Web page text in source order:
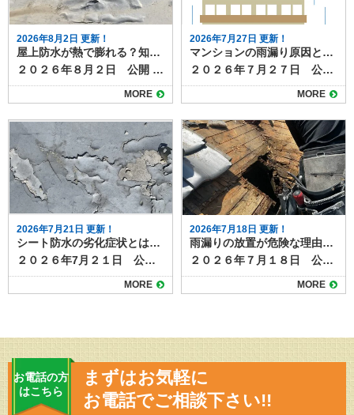
2026年8月2日 更新！
屋上防水が熱で膨れる？知っておきたい原因と対策
２０２６年８月２日 公開 夏の日差しが厳しい時期になると、屋上防水が膨れているように見えることがあります。 これは単なる見た目の変化ではなく、防水層内部でトラブルが進んでいるサインの可能性もあります。 今回は、屋上防水が熱で膨れる原因と放置するリスク、適切な対策について解説します。 目次屋上防水が膨れる原因防水層の膨れの要因防水工事の膨れを放置するリスク防水工事の膨れの補修方法屋上防水の膨れを防ぐための効果的な対策施工前に下地の乾燥状態を徹底的に確認する湿気がこもりやすい屋上は絶縁工法を採用する排水経路を改善し、水たまりを作らないようにする防水層に膨れを見つけたときの対処方法まとめ 屋上防水が膨れる原因 屋上防水が夏の日差しの熱で膨れる主な理由は、防水層の下に水分や空気が残っているためです。 夏場の屋上表面は60度近くまで温度が上がることがあり、内部の水分や空気が膨張して防水膜を押し上げます。その結果、表面が丸く盛り上がり、いわゆる膨れが発生します。 防水層の膨れの要因 防水層に膨れが起こる背景には次のような要因があります。 経年劣化で密着力が弱くなり、空気が入り込みやすくなる 施工時に下地が十分に乾燥しておらず、水分が残ってしまう 排水不良で雨水が溜まり、湿気が抜けにくい状態になる 防水層の浮きや密着不良が徐々に広がっている どのケースも「湿気と密着不足」が共通した原因で、夏の暑さが膨れを一気に表面化させるきっかけになります。 防水工事の膨れを放置するリスク 防水工事の施工面の膨れは見た目だけの問題と思われがちですが、放置すると破れの原因になります。 膨れた部分の膜は引き伸ばされた状態になり、厚みが薄くなっているため、強風や温度変化によって破れやすくなります。 破れから水が侵入すれば、雨漏りがさらに加速し、下地の腐食びつながります。 雨漏りが起こると、木造住宅では建物全体の劣化を早めることになり、耐久性に大きく影響します。 防水工事の膨れの補修方法 膨れが広範囲に及ぶと部分補修では対応できなくなり、防水層全体のやり直しが必要になる場合もあります。早めに原因を見つけることで、余計な費用を抑えることができます。 #gallery-1 { margin: auto; } #gallery-1 .gallery-item { float: left; margin-top: 10px; text-align: center; width: 25%; } #gallery-1 img { border: 2px solid #cfcfcf; } #gallery-1 .gallery-caption { margin-left: 0; } /* see gallery_shortcode() in wp-includes/media.php */ 屋上防水の膨れを防ぐための効果的な対策 膨れを防ぐためのポイントは次の通りです。 施工前に下地の乾燥状態を徹底的に確認する 屋上防水の膨れは、下地に残った水分が原因になるケースが多く、特に既存防水の撤去後や下地調整後に十分な乾燥時間を取れていない場合に発生しやすくなります。 湿ったまま防水層を施工すると、水分がある下地に蓋をしてしまうことになり、太陽光で温められた水分が気化すると、防水層を内部から押し上げて膨れにつながります。 乾燥不足を見逃さないことが、膨れを未然に防ぐ最も基本的なポイントになります。 湿気がこもりやすい屋上は絶縁工法を採用する 建物の構造や立地によっては、下地に湿気が残りやすく、密着工法を採用すると膨れのリスクが高まります。 そのため、湿気を逃がしながら防水層を作れる絶縁工法が効果的です。絶縁シートを敷いて防水層と下地をあえて密着させないことで、内部の水蒸気が防水層を押し上げづらくなり、膨れのリスクを大幅に軽減できます。 特に築年数が経っている建物や、以前の防水層が何度も重ね張りされている屋上では、絶縁工法を選ぶことで長期的な安定性を確保できます。 ▶関連記事 京都・滋賀の外壁塗装・屋根塗装・雨漏りなら塗り達へ防水工事の絶縁工法とは？特徴やメリット、密着工法との違いも解説https://nuritatsu.com/blog/54868/２０２５年９月23日 公開防水工事の絶縁工法を知っていますか？防水工事は雨の侵入を防いでくれる防水層を作る工事ですが、状態によって施工方法を変える必要があります。なぜ変える必要があるのか、またそれはどんな方法なのか？疑問に思う方もいらっしゃると思います。今回は防水工事の絶縁工法について解説します。絶縁工法とは防水工事の絶縁工法とは、下地と防水層が直接干渉しないように絶縁シートなどを間に入れて施工する方法です。絶縁工法では、下地から防水層が浮いた状態で作られます。工事によっては通気緩衝工法と呼ば... 排水経路を改善し、水たまりを作らないようにする 屋上に水たまりが残ると、下地が湿気を含みやすくなり、防水層の膨れにつながります。排水口（ドレン）の詰まりや勾配不足は、施工後の不具合だけでなく、劣化の加速にも直結するため早期の改善が必要です。 対策としては、排水口の改修、追加ドレンの設置、勾配調整材による水流の確保などが挙げられます。日常的に落ち葉やゴミの除去だけでも水たまりを防ぎやすくなります。排水経路を整えることは、防水層の耐久性を高めるうえで欠かせない取り組みです。 防水層に膨れを見つけたときの対処方法 8月は膨れが最も大きくなりやすい時期です。しかし、膨れた部分を踏んだり潰したりすると破れて水が入る原因になります。見つけた場合は触らず、専門業者に点検を依頼することが大切です。 範囲が小さければ部分補修で済むこともありますが、膨れが広がっている場合は防水層の再施工が必要になる可能性があります。ぜひ早めの点検を依頼してください。 まとめ 屋上防水が熱で膨れるのは、防水層内部に残った水分や空気が夏の高温で膨張するためです。 見た目の問題だけでなく、防水層の破れや雨漏りにつながる可能性があるため、早めの確認と適切な対策が必要です。 施工時の下地管理や工法選び、排水改善などを行うことで、膨れの発生や再発を防ぐことができます。 防水層の膨れの補修や点検・メンテナンスは塗り達にお任せください！
MORE
2026年7月27日 更新！
マンションの雨漏り原因と対策｜最上階とそれ以外の階での違いも解説
２０２６年７月２７日 公開 マンションでの雨漏りは、戸建て住宅に比べて見つけにくく、原因の特定や修理が複雑になりやすいトラブルです。 雨漏りは放置すると内装や構造の劣化を進めるだけでなく、下階への漏水や入居者同士のトラブルにもつながります。特に最上階とそれ以外の階では、原因や修理方法に大きな違いがあります。 本記事では、マンションの雨漏りの主な原因と、その階層ごとの特徴、そして効果的な対策方法を解説します。 目次最上階で起きやすい雨漏りの原因中間階・下階で起きる雨漏りの原因共通して見られる雨漏りの兆候最上階の雨漏り対策中間階・下階の雨漏り対策防水工事の費用の目安マンションの雨漏り補修・防水工事も塗り達にお任せ下さい！ 最上階で起きやすい雨漏りの原因 最上階の雨漏りは、主に屋上や屋根の防水層の劣化によって発生します。マンションの屋上は陸屋根（平らな構造）が多く、防水層が雨水の浸入を防ぐ役割を担っています。 しかし、経年劣化や紫外線、温度変化によって防水層がひび割れたり剥がれたりすると、雨水がコンクリート内部に侵入し建物の耐久性に大きな影響を与えます。 また、屋上に設置された設備（給水タンクや空調室外機など）の配管まわりや基礎部分も、防水処理が甘くなると雨漏りの原因になります。排水口（ドレン）の詰まりも要注意で、大雨時に水が溜まり、防水層の継ぎ目から浸入することがあります。 中間階・下階で起きる雨漏りの原因 最上階以外での雨漏りは、屋上から直接水が入るケースは少なく、多くは外壁やサッシまわりからの浸入です。 外壁のひび割れ（クラック）や目地のシーリング材の劣化により、雨水が外壁内部に入り込み、内装まで到達します。 サッシまわりでは、防水テープやパッキンが劣化すると、強風を伴う雨の際に漏水しやすくなります。また、バルコニーの防水層の傷みや排水不良によるオーバーフローが原因になることもあります。さらに上階の給排水設備からの漏水が天井を伝って下階に出る「二次漏れ」も見られます。 共通して見られる雨漏りの兆候 雨漏りは、必ずしも天井から水が落ちてくる形で現れるとは限りません。共通の兆候として、天井や壁のクロスのシミ、カビ臭、塗装の剥がれ、床材の膨れなどが挙げられます。 特に最上階では天井面にシミが広がりやすく、中間階では窓枠や壁際に沿って変色が見られることが多いのが特徴です。兆候を見つけたら早めに管理組合や管理会社に報告し、原因調査を依頼しましょう。 最上階の雨漏り対策 最上階の雨漏り対策は、防水工事が中心となります。 代表的な防水工事の工法にはウレタン塗膜防水、シート防水、アスファルト防水があり、それぞれ特徴が異なります。 既存の防水層がまだ機能している場合は、トップコートの塗り替えや部分補修で延命できますが、劣化が進んでいる場合は防水層の全面改修が必要です。 工事時には、設備基礎や配管まわりの防水処理も同時に行い、排水口の詰まりや勾配不良も改善します。定期的な点検（5〜10年ごと）が雨漏り予防につながります。 中間階・下階の雨漏り対策 外壁のクラックや目地の劣化は、シーリングの打ち替えや外壁塗装で防ぐことができます。特にサッシまわりは風雨が集中するため、防水テープやパッキンの状態を確認し、劣化があれば交換します。 バルコニーは床面の防水工事や排水口清掃が重要です。また、上階からの給排水漏れの場合は、配管や設備の補修が必要であり、場合によっては共用部分工事となるため管理組合の判断が必要です。 防水工事の費用の目安 最上階の防水工事は面積や工法によりますが、1㎡あたり5,000〜10,000円程度が相場です。外壁のシーリング打ち替えや塗装は、足場代も含めると数百万円規模になることがあります。部分補修で済む場合は数万円〜数十万円で対応できますが、被害を放置すると補修範囲が広がり費用が大幅に増えるため、計画的な補修と、雨漏り時には早期対応が経済的です。 マンションの雨漏り補修・防水工事も塗り達にお任せ下さい！ マンションの雨漏りは、最上階とそれ以外の階で原因や対策が異なります。 最上階では屋上防水層の劣化や排水不良、中間階や下階では外壁やサッシまわり、バルコニー、上階からの漏水が主な原因です。 雨漏りの兆候を見逃さず、早期に管理組合や専門業者に相談することで、被害拡大や修理費の増加を防げます。定期点検と予防的なメンテナンス、防水工事なら塗り達にご相談ください！
MORE
2026年7月21日 更新！
シート防水の劣化症状とは？早期発見で防水性能を維持！
２０２６年7月２１日 公開 ビルやマンション、戸建て住宅の屋上やバルコニーで多く採用されているシート防水は、施工が早く耐久性が高いため防水工法として人気があります。しかし、どんな防水材も経年劣化は避けられません。特にシート防水は、見た目の変化で劣化のサインが分かりやすいため、定期的な点検と早めの対応が重要です。 この記事では、シート防水でよく見られる劣化症状と、放置した場合のリスク、劣化が進行する前に取るべき対策について解説します。 目次シート防水の特徴シート防水でよく見られる劣化症状シートの浮き・膨れシートの破れ・裂け継ぎ目（ジョイント）の剥がれ・開き色あせ・粉吹き（チョーキング）雑草の発生や汚れの堆積シーと防水の劣化を放置するとどうなる？シート防水の劣化に気づいたらシート防水のメンテナンスは塗り達におまかせ！ シート防水の特徴 シート防水は、塩ビシートやゴムシートなどの防水材を貼り付けて防水層をつくる工法です。主に以下の2種類があります。 塩ビシート防水：耐候性・耐久性に優れ、メンテナンス性も高い ゴムシート防水：柔軟性があり、動きの多い構造にも対応可能 これらのシートは、建物の動きや紫外線、風雨にさらされることで徐々に劣化していきます。 ▶さらに詳しいシート防水の情報はこちら 京都・滋賀の外壁塗装・屋根塗装・雨漏りなら塗り達へシート防水の特徴とは？耐久性や施工の注意点も解説https://nuritatsu.com/blog/55684/２０２６年１月３日 公開シート防水は、防水工事の中でも耐久性が高く信頼できる工法です。他の防水工事にはない特徴もあり、上手に選べば高い防水性能が期待できます。今回はシート防水について、特徴や耐久性、施工の注意点などを解説します。シート防水とはシート防水とは、あらかじめ作られた防水性のあるシートを床面など下地と一体化させることによって、水の侵入を防ぐ防水工事です。防水層をシートで作るためシート防水と呼ばれます。耐久性シート防水の耐久性は、10～18年ほどで防水工事の中でも比較的耐久年数が長い工法で... シート防水でよく見られる劣化症状 シート防水では次のような劣化症状が特徴的です。当てはまるものがないか確認してみましょう。 シートの浮き・膨れ 下地との接着力が弱くなったり、内部に湿気がたまったりすると、シートが浮いたり膨れたりします。これは水分が入り込んでいるサインで、早急な補修が必要です。 シートの破れ・裂け 風や飛来物、経年による硬化でシートが破けることがあります。破れた部分から雨水が侵入し、防水層の機能が失われてしまいます。 継ぎ目（ジョイント）の剥がれ・開き シート同士を重ねて接着している部分が、温度変化や動きにより剥がれることがあります。隙間から水が侵入する危険があるため、早めの再接着が必要です。 色あせ・粉吹き（チョーキング） 紫外線の影響で表面が白っぽくなったり、触ると粉がついたりする状態です。塩ビシートに多く見られ、劣化が進んでいる目安になります。 雑草の発生や汚れの堆積 バルコニーや屋上に土埃が溜まり、放置すると雑草が生えることも。根がシートを破り、雨漏りにつながるリスクがあります。 シーと防水の劣化を放置するとどうなる？ シート防水の劣化を放置すると、防水機能が失われ、建物内部に雨水が浸入します。いわゆる雨漏りです。 雨漏りが進行すると構造材が腐食したり、カビ・シロアリ被害を引き起こしたりする可能性も。被害が表面化するまで気づきにくいため、目視できる劣化症状が出た段階での早期対応が重要です。 シート防水の劣化に気づいたら 軽度の劣化（浮きや色あせ程度）であれば、部分的な補修やトップコートの塗り替えで対応できることがあります。ただし、破れや剥がれが広範囲に及ぶ場合は、全面的な防水改修が必要になることも。 劣化の進行具合や建物の状況に応じて、専門の防水業者に現地調査を依頼するのがおすすめです。 シート防水のメンテナンスは塗り達におまかせ！ シート防水は比較的耐久性の高い工法ですが、10年を過ぎた頃から劣化症状が出始めることが多いので、今回ご紹介した劣化サインが出てきたかな？と感じたら、早めに点検依頼をしましょう。定期的な点検と適切なメンテナンスを行えば、防水機能を長く維持することが可能です。 現在の状態を確認しておけば、いますぐメンテナンスが必要なのか、あと何年かしたら行えばいいのか判断でき、手遅れになる前に工事を計画できます。防水工事のご相談や劣化診断は塗り達までお気軽にご連絡ください。
MORE
2026年7月18日 更新！
雨漏りの放置が危険な理由とは？建物の寿命を縮める落とし穴
２０２６年７月１８日 公開 雨漏りを放置すると、建物の構造や住環境に深刻な影響を及ぼす可能性があります。 雨漏りは被害が小さいうちに補修すれば軽微な費用で済むケースもありますが、放置してしまうことで思わぬ大規模改修につながることも。 住宅を長持ちさせたいと考えている方にとって、「雨漏りを放置しないこと」は非常に重要な視点です。 今回は雨漏り放置の危険性やリスクと対策について解説します。 目次雨漏り放置によるリスク構造体の劣化が進行する電気設備や内装にも被害が拡大する雨漏り修理が高額化する原因にも雨漏りは早期対応が家の健康を守る第一歩 雨漏り放置によるリスク 雨漏りを放置するリスクや危険性について確認しておきましょう。 構造体の劣化が進行する 屋根や外壁から水が入り込むと、柱・梁・野地板などの木部が濡れ続け、腐食やカビの原因になります。 特に日本に多い木造住宅では、濡れたままの状態が続くことでシロアリの発生リスクも高まります。鉄骨造やRC造であっても、錆やコンクリートの劣化などを招くことがあるため安心はできません。目に見えない内部でじわじわと劣化が進行し、最悪の場合は構造の安全性が損なわれることもあります。 電気設備や内装にも被害が拡大する 雨漏りが天井裏や壁内部にまで及ぶと、断熱材が濡れて機能を果たさなくなったり、照明器具・配線への水の接触により漏電やショートのリスクが生じたりします。 また、壁紙のシミ・はがれ・カビ臭といった症状が現れ、快適な室内環境が損なわれてしまいます。 室内に雨水が垂れてきた時点で気付くことが多いですが、その頃には見えない部分で被害が広がっていることも少なくありません。 雨漏り修理が高額化する原因にも 初期段階であればコーキングの補修や小規模な部分的修理で済む雨漏りも、放置によって内部の腐食・断熱材の交換・天井や内壁の貼り替えなど、工事項目が増えてしまう傾向があります。 工事の範囲が広がれば、当然ながら費用も高額になってしまいます。さらに、雨漏りの原因が複数にまたがっているケースでは、調査や対処に時間もかかるため、生活への支障も大きくなる可能性があります。 雨漏りは早期対応が家の健康を守る第一歩 雨漏りを「一時的なもの」「大丈夫そうだから」と放っておくのではなく、早期に専門業者へ相談することで、被害を最小限に抑えられます。 屋根材や外壁の劣化による雨漏りは、定期的な点検によって予防することも可能です。特に築10年以上経過した住宅では、一度も点検を受けていない場合、思わぬ場所から浸水していることもあるため注意が必要です。 雨漏りの放置は、建物の耐久性・安全性・快適性のすべてを脅かす可能性をはらんでいます。見つけたときにすぐ対応すれば、補修費用を抑えられるだけでなく、大切な住まいを長く守ることにもつながります。一見止まった世に見えても、修理するまでは雨漏りは進行し続けます。少しでも気になる症状があれば、塗り達までお気軽にご相談ください。
MORE
お電話の方
はこちら
まずはお気軽に
お電話でご相談下さい!!